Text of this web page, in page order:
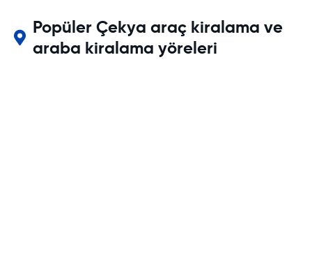
Popüler Çekya araç kiralama ve
araba kiralama yöreleri